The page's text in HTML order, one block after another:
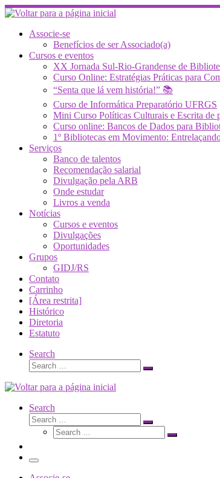
Skip
to
contentAssocie-se
Benefícios de ser Associado(a)
Cursos e eventos
XX Jornada Sul-Rio-Grandense de
Curso Online: Estratégias Práticas para
“Senta que lá vem história!” 📚
Curso de Informática Preparatório UFRGS
Mini Curso Políticas Culturais e Escrita de
Curso online: Bancos de Dados para
1º Bibliotecas em Movimento:
Serviços
Banco de talentos
Recomendação salarial
Divulgação pela ARB
Onde estudar
Livros a venda
Notícias
Cursos e eventos
Divulgações
Oportunidades
Grupos
GIDJ/RS
Contato
Carrinho
[Área restrita]
Histórico
Diretoria
Estatuto
Search
Search
Search
Search
Search
Search
Search
Search
Menu